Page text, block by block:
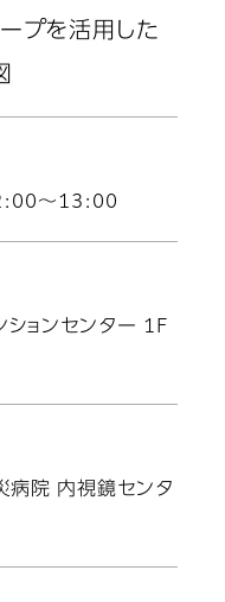
プを活用した
～13:00
ションセンター 1F
病院 内視鏡センタ